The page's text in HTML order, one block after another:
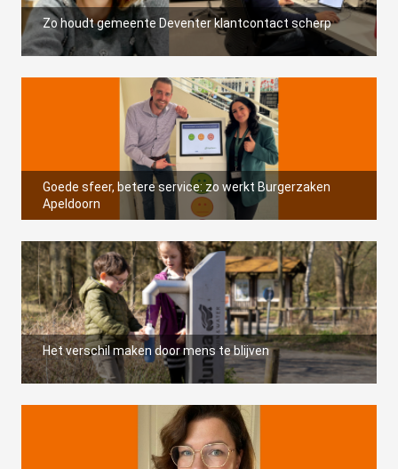
Zo houdt gemeente Deventer klantcontact scherp
Goede sfeer, betere service: zo werkt Burgerzaken
Apeldoorn
Het verschil maken door mens te blijven